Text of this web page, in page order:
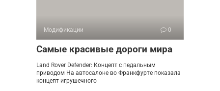
Модификации 0
Самые красивые дороги мира
Land Rover Defender: Концепт с педальным
приводом На автосалоне во Франкфурте показала
концепт игрушечного